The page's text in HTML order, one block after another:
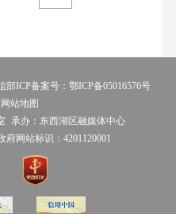
部ICP备案号：鄂ICP备05016576号
网站地图
承办：东西湖区融媒体中心
府网站标识：4201120001